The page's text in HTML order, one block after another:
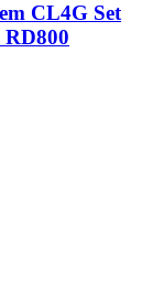
CL4G Set